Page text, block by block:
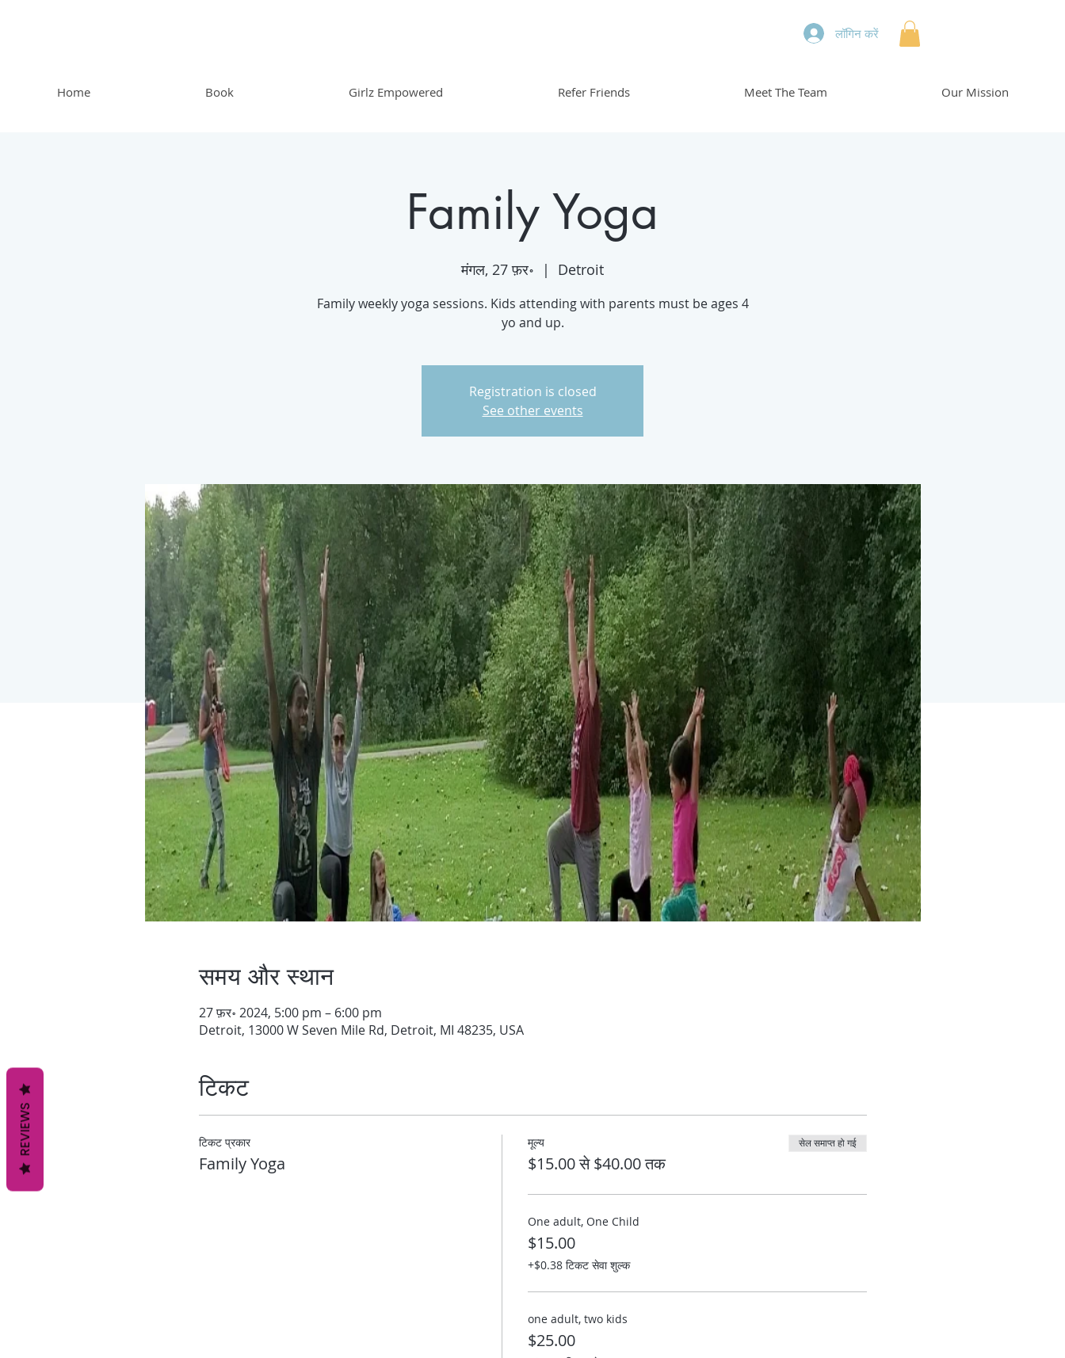
लॉगिन करें
Home Book Girlz Empowered Refer Friends Meet The Team Our Mission
Family Yoga
मंगल, 27 फ़र॰
  |
Detroit
Family weekly yoga sessions. Kids attending with parents must be ages 4
yo and up.
Registration is closed
See other events
समय और स्थान
27 फ़र॰ 2024, 5:00 pm – 6:00 pm
Detroit, 13000 W Seven Mile Rd, Detroit, MI 48235, USA
टिकट
टिकट प्रकार
Family Yoga
मूल्य
$15.00 से $40.00 तक
सेल समाप्त हो गई
One adult, One Child
$15.00
+$0.38 टिकट सेवा शुल्क
one adult, two kids
$25.00
REVIEWS